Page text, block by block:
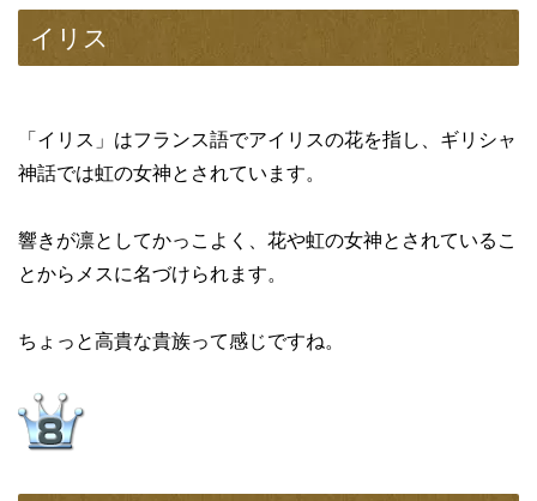
イリス
「イリス」はフランス語でアイリスの花を指し、ギリシャ
神話では虹の女神とされています。
響きが凛としてかっこよく、花や虹の女神とされているこ
とからメスに名づけられます。
ちょっと高貴な貴族って感じですね。